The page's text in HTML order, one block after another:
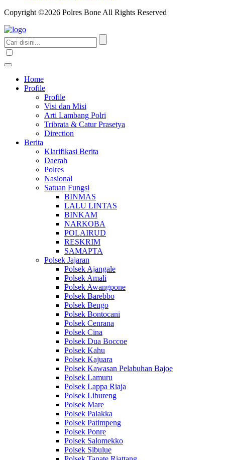
Copyright ©2026 Polres Bone All Rights Reserved
Home
Profile
Profile
Visi dan Misi
Arti Lambang Polri
Tribrata & Catur Prasetya
Direction
Berita
Klarifikasi Berita
Daerah
Polres
Nasional
Satuan Fungsi
BINMAS
LALU LINTAS
BINKAM
NARKOBA
POLAIRUD
RESKRIM
SAMAPTA
Polsek Jajaran
Polsek Ajangale
Polsek Amali
Polsek Awangpone
Polsek Barebbo
Polsek Bengo
Polsek Bontocani
Polsek Cenrana
Polsek Cina
Polsek Dua Boccoe
Polsek Kahu
Polsek Kajuara
Polsek Kawasan Pelabuhan Bajoe
Polsek Lamuru
Polsek Lappa Riaja
Polsek Libureng
Polsek Mare
Polsek Palakka
Polsek Patimpeng
Polsek Ponre
Polsek Salomekko
Polsek Sibulue